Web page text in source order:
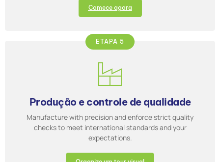
Comece agora
ETAPA 5
Produção e controle de qualidade
Manufacture with precision and enforce strict quality
checks to meet international standards and your
expectations.